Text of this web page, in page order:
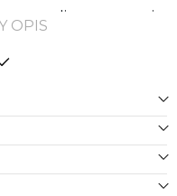
ze stali, co zapewnia
jednocześnie
Klasyczny
komponuje się z
uroku. Stalowy
wyróżnia się na
wykonany z
OPIS